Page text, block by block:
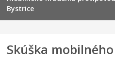
Bystrice
Skúška
t
ú
r
a
l
n